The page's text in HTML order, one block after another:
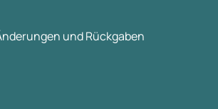
und Rückgaben